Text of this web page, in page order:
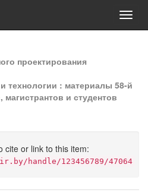
проектирования
технологии : материалы 58-й
и студентов
cite or link to this item:
handle/123456789/47064